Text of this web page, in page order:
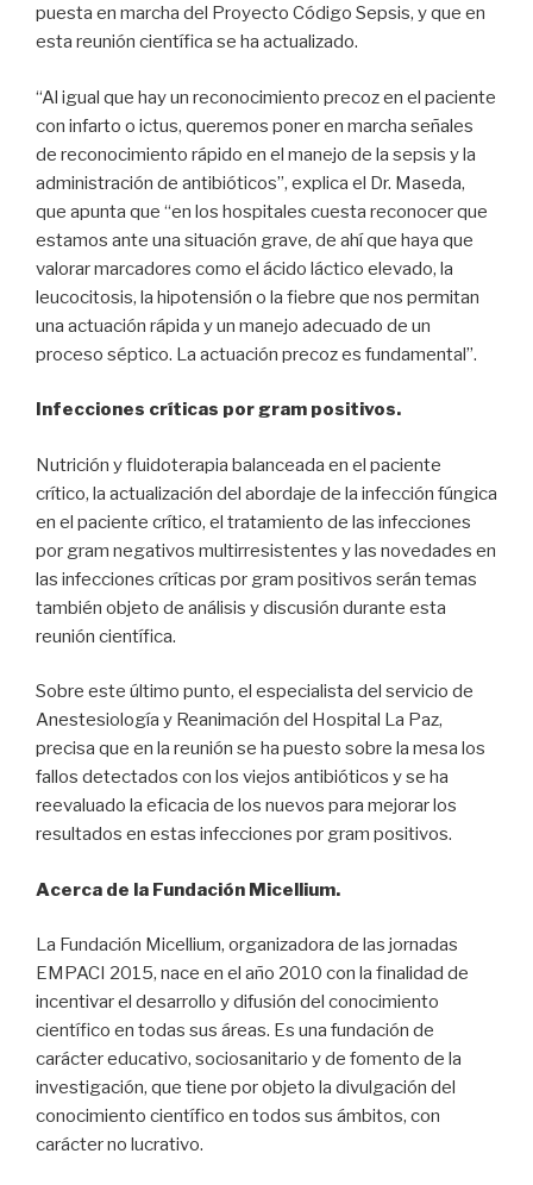
puesta en marcha del Proyecto Código Sepsis, y que en
esta reunión científica se ha actualizado.
“Al igual que hay un reconocimiento precoz en el paciente
con infarto o ictus, queremos poner en marcha señales
de reconocimiento rápido en el manejo de la sepsis y la
administración de antibióticos”, explica el Dr. Maseda,
que apunta que “en los hospitales cuesta reconocer que
estamos ante una situación grave, de ahí que haya que
valorar marcadores como el ácido láctico elevado, la
leucocitosis, la hipotensión o la fiebre que nos permitan
una actuación rápida y un manejo adecuado de un
proceso séptico. La actuación precoz es fundamental”.
Infecciones críticas por gram positivos.
Nutrición y fluidoterapia balanceada en el paciente
crítico, la actualización del abordaje de la infección fúngica
en el paciente crítico, el tratamiento de las infecciones
por gram negativos multirresistentes y las novedades en
las infecciones críticas por gram positivos serán temas
también objeto de análisis y discusión durante esta
reunión científica.
Sobre este último punto, el especialista del servicio de
Anestesiología y Reanimación del Hospital La Paz,
precisa que en la reunión se ha puesto sobre la mesa los
fallos detectados con los viejos antibióticos y se ha
reevaluado la eficacia de los nuevos para mejorar los
resultados en estas infecciones por gram positivos.
Acerca de la Fundación Micellium.
La Fundación Micellium, organizadora de las jornadas
EMPACI 2015, nace en el año 2010 con la finalidad de
incentivar el desarrollo y difusión del conocimiento
científico en todas sus áreas. Es una fundación de
carácter educativo, sociosanitario y de fomento de la
investigación, que tiene por objeto la divulgación del
conocimiento científico en todos sus ámbitos, con
carácter no lucrativo.